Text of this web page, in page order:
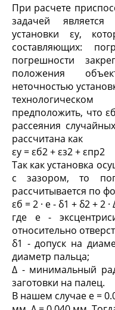
При расчете
задачей является
установки εу,
составляющих:
погрешности
положения
неточностью
предположить, что εб
рассеяния
рассчитана как
εу = εб2+ εз2+ εпр2
Так как установка
с зазором, то
рассчитывается по
εб = 2 · e - δ1 + δ2+ 2 ·
где e -
относительно
δ1 - допуск на
диаметр пальца;
Δ - минимальный
заготовки на палец.
В нашем случае e =